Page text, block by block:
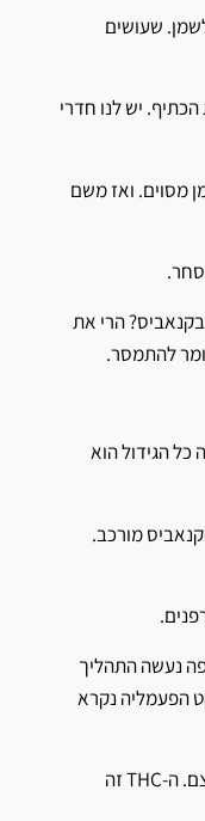
שעושים
יש לנו חדרי
מסוים. ואז משם
הרי את
להתמסר.
כל הגידול הוא
מורכב.
נעשה התהליך
הפעמליה נקרא
זה הרבה יותר מורכב. אבל החומר בעצם. ה-THC זה